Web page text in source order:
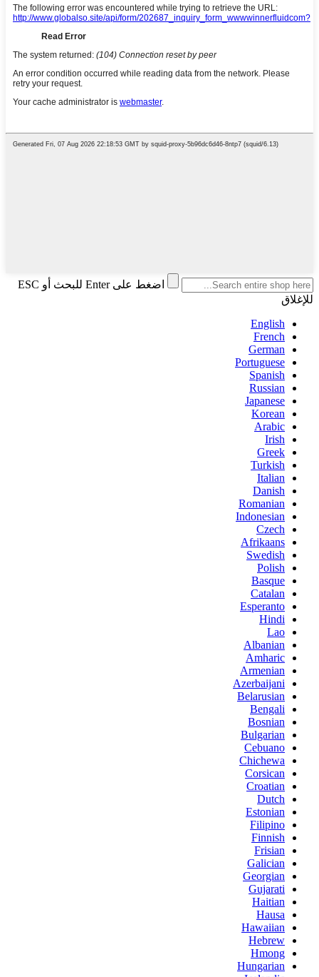
اضغط على Enter للبحث أو ESC
للإغلاق
English
French
German
Portuguese
Spanish
Russian
Japanese
Korean
Arabic
Irish
Greek
Turkish
Italian
Danish
Romanian
Indonesian
Czech
Afrikaans
Swedish
Polish
Basque
Catalan
Esperanto
Hindi
Lao
Albanian
Amharic
Armenian
Azerbaijani
Belarusian
Bengali
Bosnian
Bulgarian
Cebuano
Chichewa
Corsican
Croatian
Dutch
Estonian
Filipino
Finnish
Frisian
Galician
Georgian
Gujarati
Haitian
Hausa
Hawaiian
Hebrew
Hmong
Hungarian